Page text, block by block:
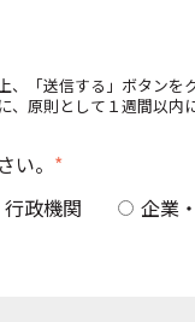
「送信する」ボタンを
原則として１週間以内
。 *
政機関 企業